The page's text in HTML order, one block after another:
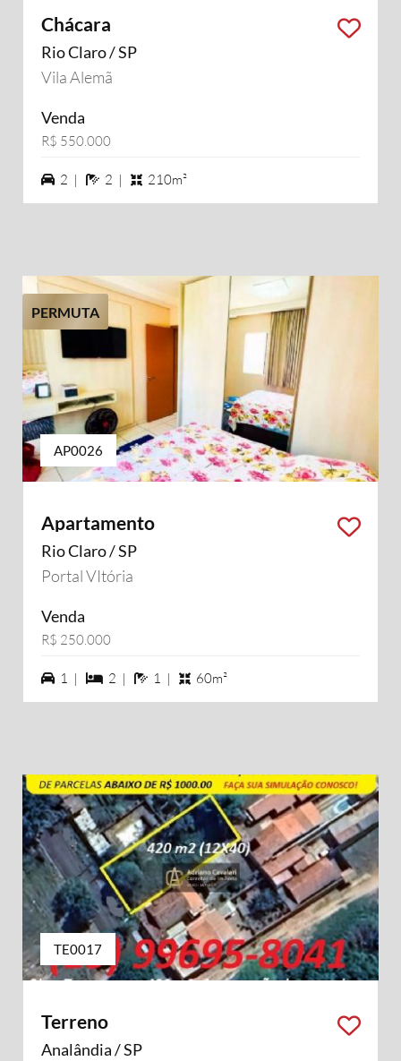
Chácara
Rio Claro / SP
Vila Alemã
Venda
R$ 550.000
2 vagas na garagem
2 | 2 banheiros
2 | 210m²
PERMUTA
AP0026
Apartamento
Rio Claro / SP
Portal VItória
Venda
R$ 250.000
1 vagas na garagem
1 | 2 dormiórios
2 | 1 banheiros
1 | 60m²
TE0017
Terreno
Analândia / SP